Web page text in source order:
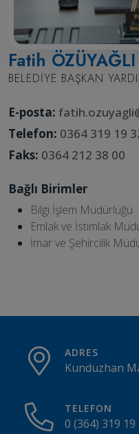
Fatih ÖZÜYAĞLI
BELEDIYE BAŞKAN
E-posta:
Telefon: 0364 319 19
Faks: 0364 212 38 00
Bağlı Birimler
Bilgi İşlem Müdürlüğü
Emlak ve İstimlak
İmar ve Şehircilik
ADRES
Kunduzhan
TELEFON
0 (364) 319 19